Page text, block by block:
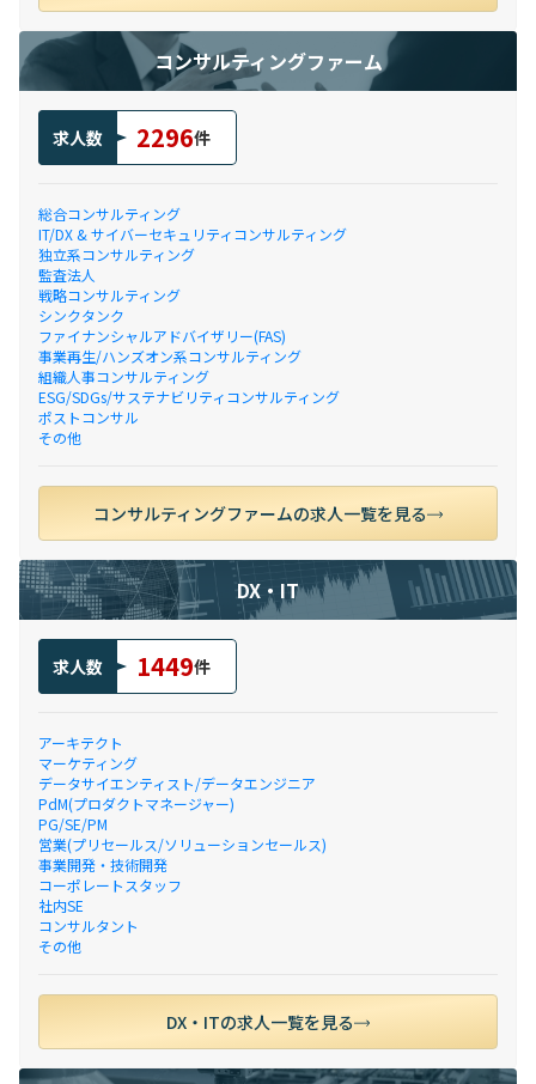
コンサルティングファーム
求人数 2296件
総合コンサルティング
IT/DX & サイバーセキュリティコンサルティング
独立系コンサルティング
監査法人
戦略コンサルティング
シンクタンク
ファイナンシャルアドバイザリー(FAS)
事業再生/ハンズオン系コンサルティング
組織人事コンサルティング
ESG/SDGs/サステナビリティコンサルティング
ポストコンサル
その他
コンサルティングファームの求人一覧を見る
DX・IT
求人数 1449件
アーキテクト
マーケティング
データサイエンティスト/データエンジニア
PdM(プロダクトマネージャー)
PG/SE/PM
営業(プリセールス/ソリューションセールス)
事業開発・技術開発
コーポレートスタッフ
社内SE
コンサルタント
その他
DX・ITの求人一覧を見る